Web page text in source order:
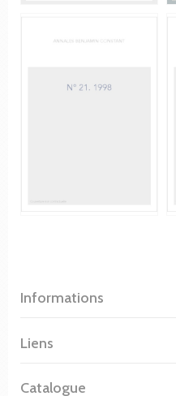
Informations
Liens
Catalogue